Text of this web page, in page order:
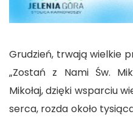
Grudzień, trwają wielkie
„Zostań z Nami Św.
Mikołaj, dzięki wsparciu
serca, rozda około